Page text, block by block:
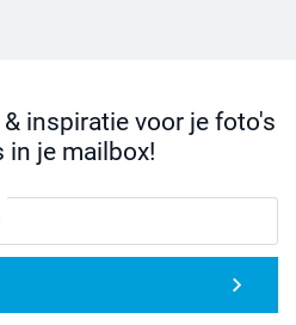
inspiratie voor je foto's
in je mailbox!